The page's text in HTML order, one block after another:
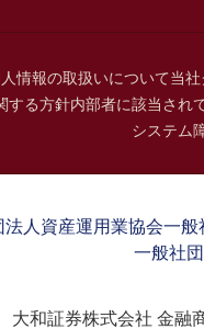
情報の取扱いについて当
する方針内部者に該当され
システム
法人資産運用業協会一般
一般社
大和証券株式会社 金融